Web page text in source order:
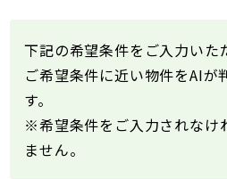
下記の希望条件をご入力いた
ご希望条件に近い物件をAIが
す。
※希望条件をご入力されなけ
ません。